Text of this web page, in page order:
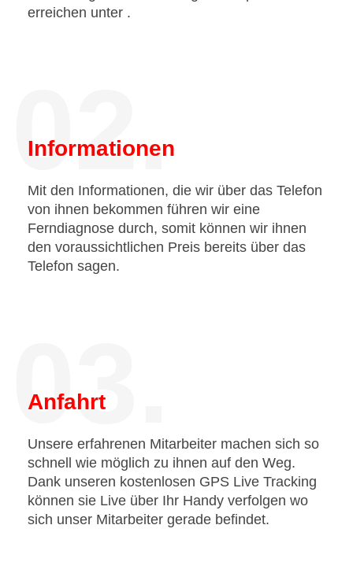
erreichen unter .
02.
Informationen
Mit den Informationen, die wir über das Telefon
von ihnen bekommen führen wir eine
Ferndiagnose durch, somit können wir ihnen
den voraussichtlichen Preis bereits über das
Telefon sagen.
03.
Anfahrt
Unsere erfahrenen Mitarbeiter machen sich so
schnell wie möglich zu ihnen auf den Weg.
Dank unseren kostenlosen GPS Live Tracking
können sie Live über Ihr Handy verfolgen wo
sich unser Mitarbeiter gerade befindet.